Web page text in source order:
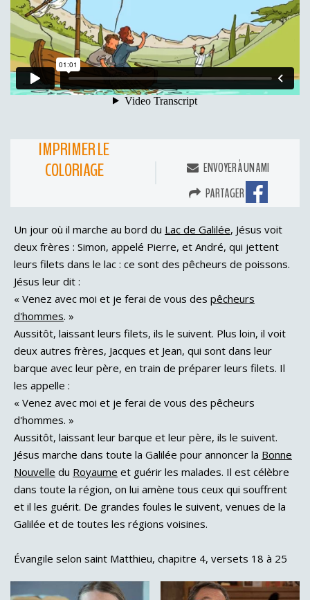
IMPRIMER LE
COLORIAGE
ENVOYER À UN AMI
PARTAGER
Un jour où il marche au bord du Lac de Galilée, Jésus voit
deux frères : Simon, appelé Pierre, et André, qui jettent
leurs filets dans le lac : ce sont des pêcheurs de poissons.
Jésus leur dit :
« Venez avec moi et je ferai de vous des pêcheurs
d'hommes. »
Aussitôt, laissant leurs filets, ils le suivent. Plus loin, il voit
deux autres frères, Jacques et Jean, qui sont dans leur
barque avec leur père, en train de préparer leurs filets. Il
les appelle :
« Venez avec moi et je ferai de vous des pêcheurs
d'hommes. »
Aussitôt, laissant leur barque et leur père, ils le suivent.
Jésus marche dans toute la Galilée pour annoncer la Bonne
Nouvelle du Royaume et guérir les malades. Il est célèbre
dans toute la région, on lui amène tous ceux qui souffrent
et il les guérit. De grandes foules le suivent, venues de la
Galilée et de toutes les régions voisines.
Évangile selon saint Matthieu, chapitre 4, versets 18 à 25